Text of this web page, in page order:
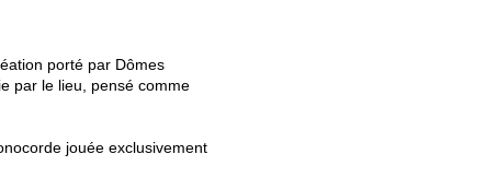
porté par Dômes
par le lieu, pensé comme
jouée exclusivement